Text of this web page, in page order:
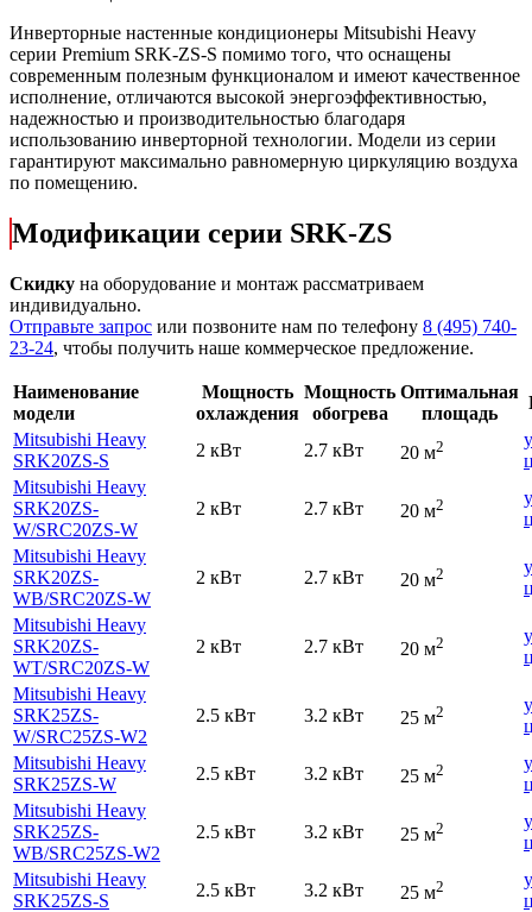
Инверторные настенные кондиционеры Mitsubishi Heavy
серии Premium SRK-ZS-S помимо того, что оснащены
современным полезным функционалом и имеют качественное
исполнение, отличаются высокой энергоэффективностью,
надежностью и производительностью благодаря
использованию инверторной технологии. Модели из серии
гарантируют максимально равномерную циркуляцию воздуха
по помещению.
Модификации серии SRK-ZS
Скидку на оборудование и монтаж рассматриваем
индивидуально.
Отправьте запрос или позвоните нам по телефону 8 (495) 740-
23-24, чтобы получить наше коммерческое предложение.
Наименование
модели
Мощность
охлаждения
Мощность
обогрева
Оптимальная
площадь
Mitsubishi Heavy
SRK20ZS-S
2 кВт 2.7 кВт 20 м2
Mitsubishi Heavy
SRK20ZS-
W/SRC20ZS-W
2 кВт 2.7 кВт 20 м2
Mitsubishi Heavy
SRK20ZS-
WB/SRC20ZS-W
2 кВт 2.7 кВт 20 м2
Mitsubishi Heavy
SRK20ZS-
WT/SRC20ZS-W
2 кВт 2.7 кВт 20 м2
Mitsubishi Heavy
SRK25ZS-
W/SRC25ZS-W2
2.5 кВт 3.2 кВт 25 м2
Mitsubishi Heavy
SRK25ZS-W
2.5 кВт 3.2 кВт 25 м2
Mitsubishi Heavy
SRK25ZS-
WB/SRC25ZS-W2
2.5 кВт 3.2 кВт 25 м2
Mitsubishi Heavy
SRK25ZS-S
2.5 кВт 3.2 кВт 25 м2